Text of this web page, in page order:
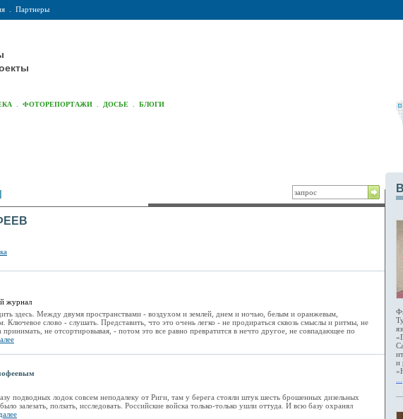
Партнеры
ФОТОРЕПОРТАЖИ ДОСЬЕ БЛОГИ
журнал
здесь. Между двумя пространствами - воздухом и землей, днем и ночью, белым и оранжевым,
Ключевое слово - слушать. Представить, что это очень легко - не продираться сквозь смыслы и ритмы, не
принимать, не отсортировывая, - потом это все равно превратится в нечто другое, не совпадающее по
подводных лодок совсем неподалеку от Риги, там у берега стояли штук шесть брошенных дизельных
залезать, ползать, исследовать. Российские войска только-только ушли оттуда. И всю базу охранял
далее
и